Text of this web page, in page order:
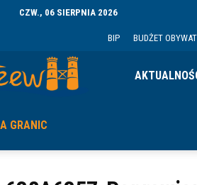
CZW., 06 SIERPNIA 2026
BIP BUDŻET
GRANIC